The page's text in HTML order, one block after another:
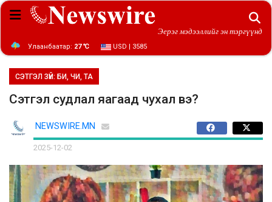
Эерэг мэдээллийг эн тэргүүнд
Улаанбаатар: 27 ℃ USD | 3585
СЭТГЭЛ ЗҮЙ: БИ, ЧИ, ТА
Сэтгэл судлал яагаад чухал вэ?
NEWSWIRE.MN
2025-12-02